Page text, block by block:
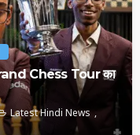
Grand Chess Tour का
Latest Hindi News